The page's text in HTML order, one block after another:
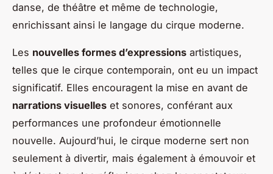
danse, de théâtre et même de technologie,
enrichissant ainsi le langage du cirque moderne.
Les nouvelles formes d’expressions artistiques,
telles que le cirque contemporain, ont eu un impact
significatif. Elles encouragent la mise en avant de
narrations visuelles et sonores, conférant aux
performances une profondeur émotionnelle
nouvelle. Aujourd’hui, le cirque moderne sert non
seulement à divertir, mais également à émouvoir et